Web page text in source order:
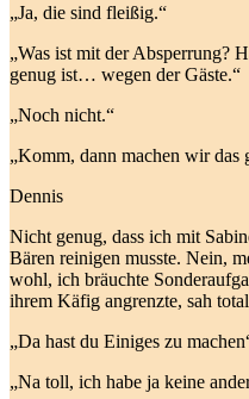
„Ja, die sind fleißig.“
„Was ist mit der Absperrung?
genug ist… wegen der Gäste.“
„Noch nicht.“
„Komm, dann machen wir das
Dennis
Nicht genug, dass ich mit
Bären reinigen musste. Nein,
wohl, ich bräuchte
ihrem Käfig angrenzte, sah
„Da hast du Einiges zu
„Na toll, ich habe ja keine